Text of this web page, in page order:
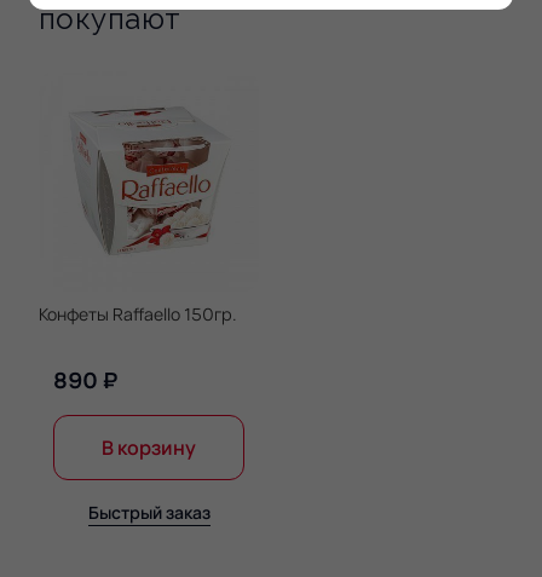
покупают
Конфеты Raffaello 150гр.
890 ₽
В корзину
Быстрый заказ